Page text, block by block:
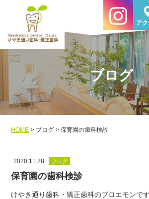
ア
ブログ
HOME ブログ 保育園の歯科検診
2020.11.28 ブログ
保育園の歯科検診
けやき通り歯科・矯正歯科のブロエモンです